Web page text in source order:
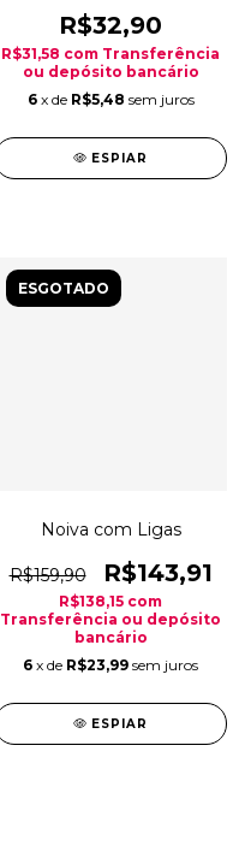
R$32,90
R$31,58 com Transferência
ou depósito bancário
6 x de R$5,48 sem juros
ESPIAR
ESGOTADO
Noiva com Ligas
R$159,90 R$143,91
R$138,15 com
Transferência ou depósito
bancário
6 x de R$23,99 sem juros
ESPIAR